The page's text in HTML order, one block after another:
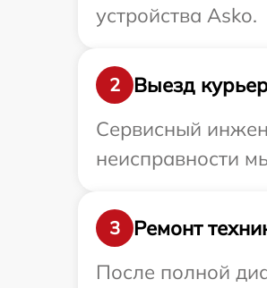
устройства Asko.
2
Выезд
Сервисный
неисправности
3
Ремонт
После полной